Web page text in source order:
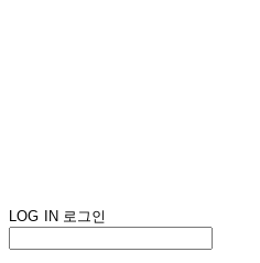
LOG IN 로그인